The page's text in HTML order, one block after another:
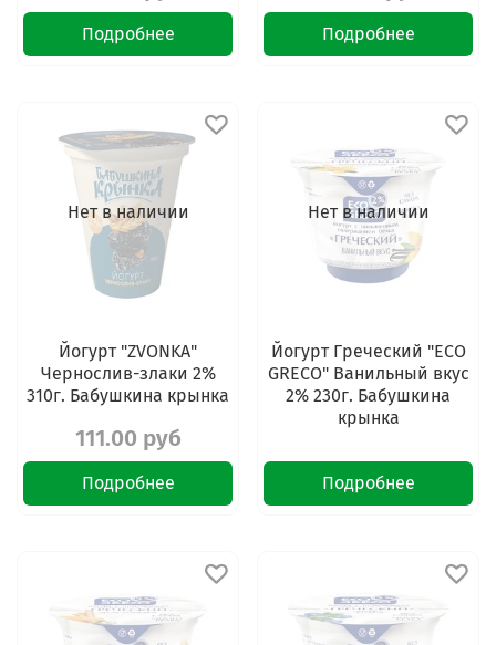
Подробнее Подробнее
Нет в наличии
Йогурт "ZVONKA"
Чернослив-злаки 2%
310г. Бабушкина крынка
111.00 руб
Подробнее
Нет в наличии
Йогурт Греческий "ECO
GRECO" Ванильный вкус
2% 230г. Бабушкина
крынка
127.00 руб
Подробнее